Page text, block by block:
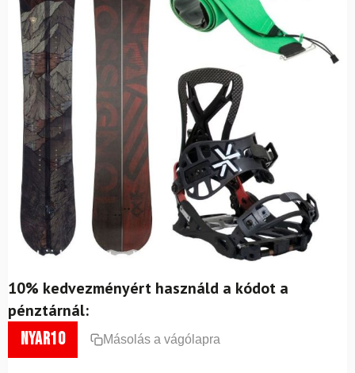
10% kedvezményért használd a kódot a
pénztárnál:
nyar10 Másolás a vágólapra